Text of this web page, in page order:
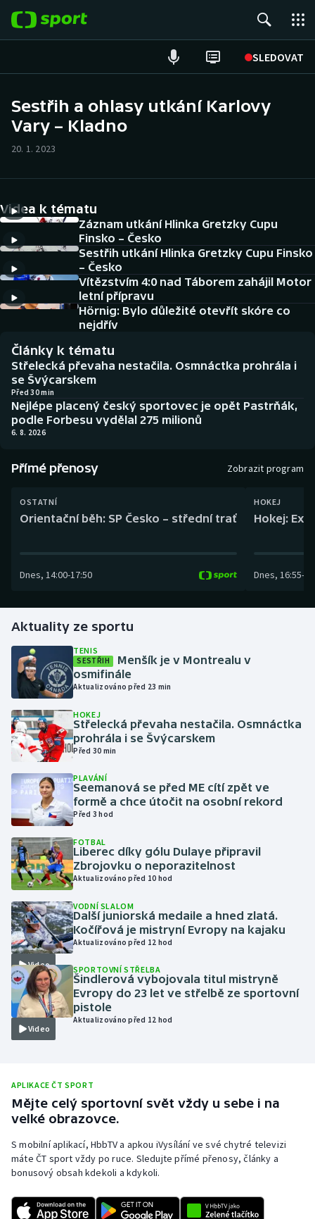
SLEDOVAT
Hokej
Cyklistika
DALŠÍ SPORTY
Americký fotbal
Baseball a softbal
Basketbal
Biatlon
Boby a skeleton
Box
Curling
Golf
Gymnastika
Házená
Jezdectví
Judo
Krasobruslení
Lyže a snowboard
Moderní pětiboj
Motorsport
Olympijské hry
Parasport
Plavání
Ragby
Rychlobruslení
Rychlostní kanoistika
Short track
NEPŘEHLÉDNĚTE
Historické návraty
Aplikace ČT sport
AZ kvíz
Sestřih a ohlasy utkání Karlovy
Vary – Kladno
20. 1. 2023
Videa k tématu
Záznam utkání Hlinka Gretzky Cupu
Finsko – Česko
Sestřih utkání Hlinka Gretzky Cupu Finsko
– Česko
Vítězstvím 4:0 nad Táborem zahájil Motor
letní přípravu
Hörnig: Bylo důležité otevřít skóre co
nejdřív
Články k tématu
Střelecká převaha nestačila. Osmnáctka prohrála i
se Švýcarskem
Před 30 min
Nejlépe placený český sportovec je opět Pastrňák,
podle Forbesu vydělal 275 milionů
6. 8. 2026
Přímé přenosy Zobrazit program
OSTATNÍ
Orientační běh: SP Česko – střední trať
Dnes, 14:00-17:50
HOKEJ
Hokej:
Dnes, 16:55-
Aktuality ze sportu
TENIS
SESTŘIH
Menšík je v Montrealu v
osmifinále
Aktualizováno před 23 min
HOKEJ
Střelecká převaha nestačila. Osmnáctka
prohrála i se Švýcarskem
Před 30 min
PLAVÁNÍ
Seemanová se před ME cítí zpět ve
formě a chce útočit na osobní rekord
Před 3 hod
FOTBAL
Liberec díky gólu Dulaye připravil
Zbrojovku o neporazitelnost
Aktualizováno před 10 hod
Video
VODNÍ SLALOM
Další juniorská medaile a hned zlatá.
Kočířová je mistryní Evropy na kajaku
Aktualizováno před 12 hod
Video
SPORTOVNÍ STŘELBA
Šindlerová vybojovala titul mistryně
Evropy do 23 let ve střelbě ze sportovní
pistole
Aktualizováno před 12 hod
APLIKACE ČT SPORT
Mějte celý sportovní svět vždy u sebe i na
velké obrazovce.
S mobilní aplikací, HbbTV a apkou iVysílání ve své chytré televizi
máte ČT sport vždy po ruce. Sledujte přímé přenosy, články a
bonusový obsah kdekoli a kdykoli.